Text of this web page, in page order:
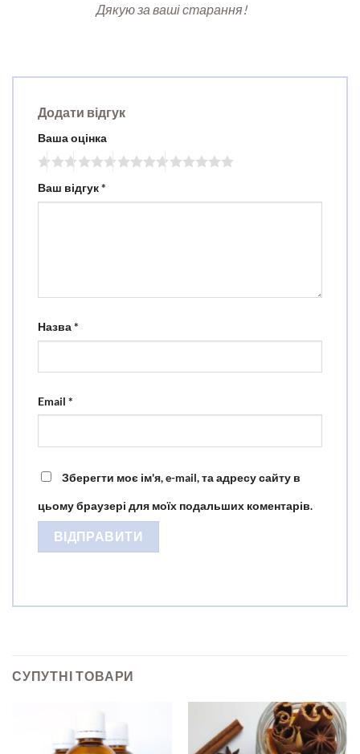
Дякую за ваші старання!
Додати відгук
Ваша оцінка
Ваш відгук*
Назва*
Email *
Зберегти моє ім'я, e-mail, та адресу сайту в
цьому браузері для моїх подальших коментарів.
СУПУТНІ ТОВАРИ